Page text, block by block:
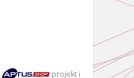
projekt i